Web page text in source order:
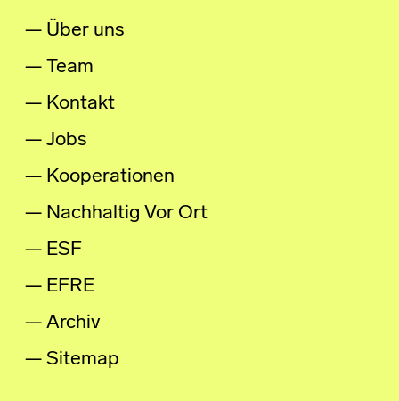
Über uns
Team
Kontakt
Jobs
Kooperationen
Nachhaltig Vor Ort
ESF
EFRE
Archiv
Sitemap